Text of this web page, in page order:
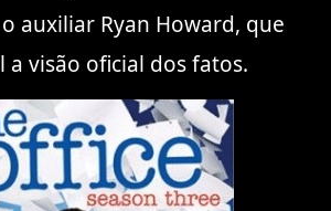
auxiliar Ryan Howard, que
a visão oficial dos fatos.